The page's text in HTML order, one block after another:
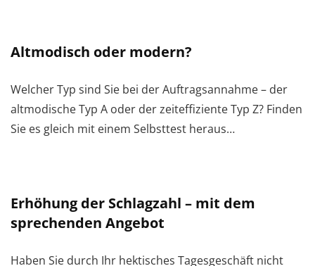
Altmodisch oder modern?
Welcher Typ sind Sie bei der Auftragsannahme – der
altmodische Typ A oder der zeiteffiziente Typ Z? Finden
Sie es gleich mit einem Selbsttest heraus…
Erhöhung der Schlagzahl – mit dem
sprechenden Angebot
Haben Sie durch Ihr hektisches Tagesgeschäft nicht